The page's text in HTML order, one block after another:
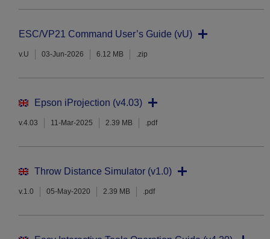
ESC/VP21 Command User’s Guide (vU)
v.U 03-Jun-2026 6.12 MB .zip
Epson iProjection (v4.03)
v.4.03 11-Mar-2025 2.39 MB .pdf
Throw Distance Simulator (v1.0)
v.1.0 05-May-2020 2.39 MB .pdf